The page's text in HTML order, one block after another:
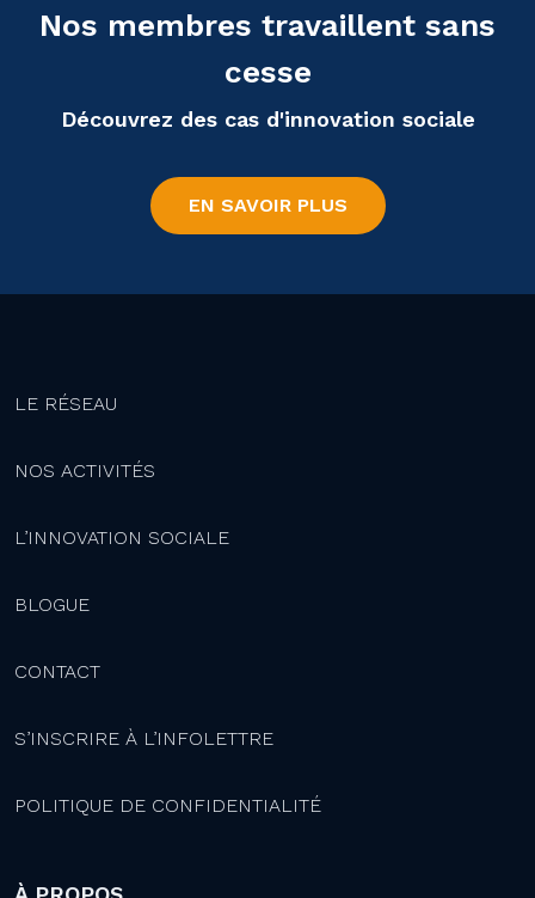
Nos membres travaillent sans
cesse
Découvrez des cas d'innovation sociale
EN SAVOIR PLUS
LE RÉSEAU
NOS ACTIVITÉS
L’INNOVATION SOCIALE
BLOGUE
CONTACT
S’INSCRIRE À L’INFOLETTRE
POLITIQUE DE CONFIDENTIALITÉ